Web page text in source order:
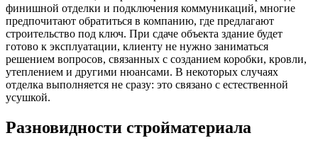
финишной отделки и подключения коммуникаций, многие
предпочитают обратиться в компанию, где предлагают
строительство под ключ. При сдаче объекта здание будет
готово к эксплуатации, клиенту не нужно заниматься
решением вопросов, связанных с созданием коробки, кровли,
утеплением и другими нюансами. В некоторых случаях
отделка выполняется не сразу: это связано с естественной
усушкой.
Разновидности стройматериала